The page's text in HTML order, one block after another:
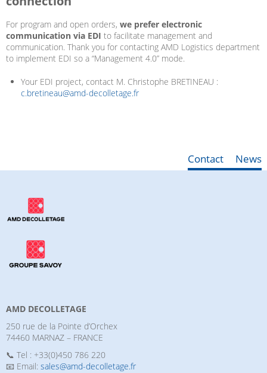
For program and open orders, we prefer electronic
communication via EDI to facilitate management and
communication. Thank you for contacting AMD Logistics department
to implement EDI so a “Management 4.0” mode.
Your EDI project, contact M. Christophe BRETINEAU :
c.bretineau@amd-decolletage.fr
Contact News
AMD DECOLLETAGE
250 rue de la Pointe d’Orchex
74460 MARNAZ – FRANCE
📞 Tel : +33(0)450 786 220
📧 Email: sales@amd-decolletage.fr